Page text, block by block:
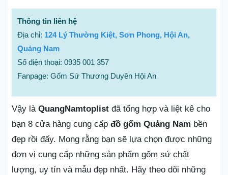
Thông tin liên hệ
Địa chỉ: 124 Lý Thường Kiệt, Sơn Phong, Hội An,
Quảng Nam
Số điện thoại: 0935 001 357
Fanpage: Gốm Sứ Thương Duyên Hội An
Vậy là QuangNamtoplist đã tổng hợp và liệt kê cho
bạn 8 cửa hàng cung cấp đồ gốm Quảng Nam bền
đẹp rồi đấy. Mong rằng bạn sẽ lựa chọn được những
đơn vị cung cấp những sản phẩm gốm sứ chất
lượng, uy tín và mẫu đẹp nhất. Hãy theo dõi những